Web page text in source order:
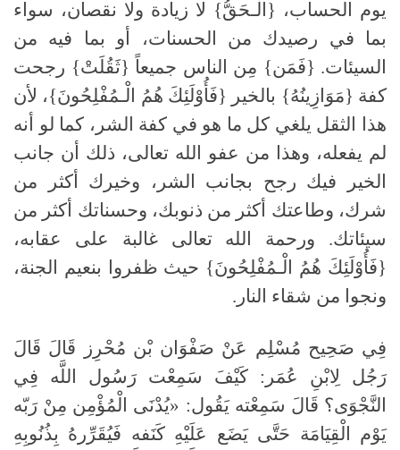
يوم الحساب، {الْـحَقُّ} لا زيادة ولا نقصان، سواء
بما في رصيدك من الحسنات، أو بما فيه من
السيئات. {فَمَن} مِن الناس جميعاً {ثَقُلَتْ} رجحت
كفة {مَوَازِينُهُ} بالخير {فَأُوْلَئِكَ هُمُ الْـمُفْلِحُونَ}، لأن
هذا الثقل يلغي كل ما هو في كفة الشر، كما لو أنه
لم يفعله، وهذا من عفو الله تعالى، ذلك أن جانب
الخير فيك رجح بجانب الشر، وخيرك أكثر من
شرك، وطاعتك أكثر من ذنوبك، وحسناتك أكثر من
سيئاتك. ورحمة الله تعالى غالبة على عقابه،
{فَأُوْلَئِكَ هُمُ الْـمُفْلِحُونَ} حيث ظفروا بنعيم الجنة،
ونجوا من شقاء النار.
فِي صَحِيح مُسْلِم عَنْ صَفْوَان بْن مُحْرِز قَالَ قَالَ
رَجُل لِابْنِ عُمَر: كَيْفَ سَمِعْت رَسُول اللَّه فِي
النَّجْوَى؟ قَالَ سَمِعْته يَقُول: «يُدْنَى الْمُؤْمِن مِنْ رَبّه
يَوْم الْقِيَامَة حَتَّى يَضَع عَلَيْهِ كَنَفه فَيُقَرِّرهُ بِذُنُوبِهِ